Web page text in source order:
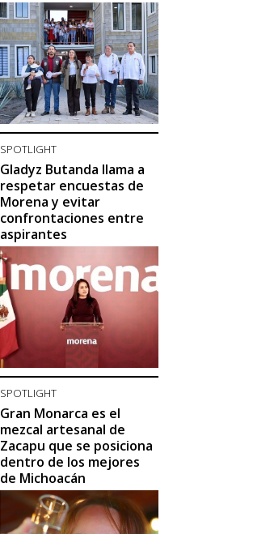
SPOTLIGHT
Gladyz Butanda llama a
respetar encuestas de
Morena y evitar
confrontaciones entre
aspirantes
SPOTLIGHT
Gran Monarca es el
mezcal artesanal de
Zacapu que se posiciona
dentro de los mejores
de Michoacán